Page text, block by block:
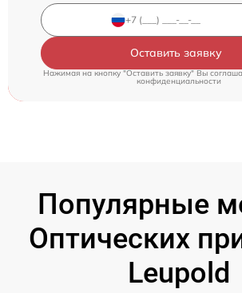
Оставить заявку
Нажимая на кнопку "Оставить заявку" Вы
конфиденциальности
Популярные
Оптических
Leupold